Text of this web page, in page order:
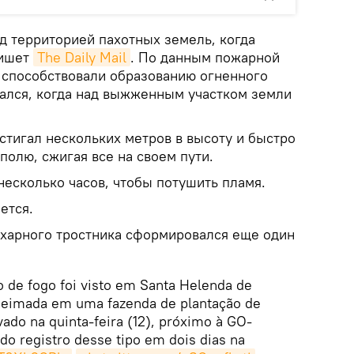
пахотных земель, когда
The Daily Mail . По данным пожарной
образованию огненного
когда над выжженным участком земли
нескольких метров в высоту и быстро
сжигая все на своем пути.
часов, чтобы потушить пламя.
тростника сформировался еще один
de fogo foi visto em Santa Helenda de
em uma fazenda de plantação de
na quinta-feira (12), próximo à GO-
registro desse tipo em dois dias na